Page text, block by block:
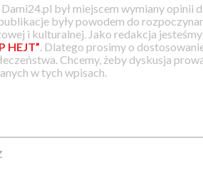
był miejscem wymiany
były powodem do
i kulturalnej. Jako redakcja
HEJT” . Dlatego prosimy o
Chcemy, żeby dyskusja
w tych wpisach.